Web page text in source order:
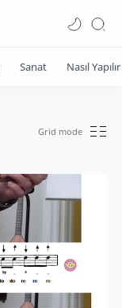
Sanat Nasıl Yapılır